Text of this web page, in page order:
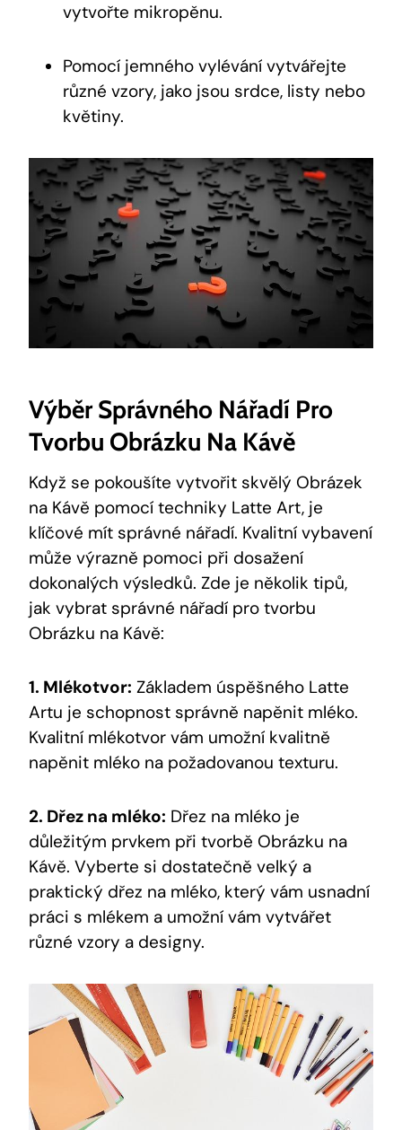
vytvořte mikropěnu.
Pomocí jemného vylévání vytvářejte
různé vzory, jako jsou srdce, listy nebo
květiny.
Výběr Správného Nářadí Pro
Tvorbu Obrázku Na Kávě
Když se pokoušíte vytvořit skvělý Obrázek
na Kávě pomocí techniky Latte Art, je
klíčové mít správné nářadí. Kvalitní vybavení
může výrazně pomoci při dosažení
dokonalých výsledků. Zde je několik tipů,
jak vybrat správné nářadí pro tvorbu
Obrázku na Kávě:
1. Mlékotvor: Základem úspěšného Latte
Artu je schopnost správně napěnit mléko.
Kvalitní mlékotvor vám umožní kvalitně
napěnit mléko na požadovanou texturu.
2. Dřez na mléko: Dřez na mléko je
důležitým prvkem při tvorbě Obrázku na
Kávě. Vyberte si dostatečně velký a
praktický dřez na mléko, který vám usnadní
práci s mlékem a umožní vám vytvářet
různé vzory a designy.